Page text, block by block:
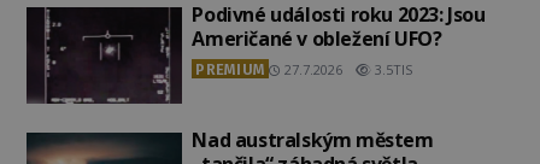
Podivné události roku 2023: Jsou
Američané v obležení UFO?
PREMIUM 27.7.2026 3.5TIS
Nad australským městem